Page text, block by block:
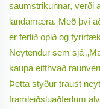
saumstrikunnar, verði
landamæra. Með því
er ferlið opið og
Neytendur sem sjá
kaupa eitthvað
Þetta styður traust
framleiðsluaðferlum